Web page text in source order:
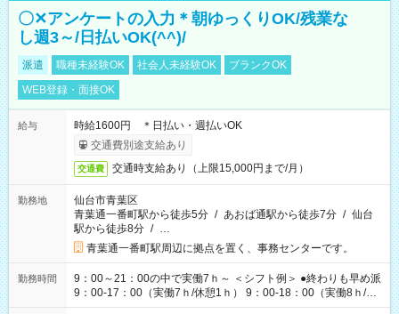
〇✕アンケートの入力＊朝ゆっくりOK/残業な
し週3～/日払いOK(^^)/
派遣 職種未経験OK 社会人未経験OK
ブランクOK
WEB登録・面接OK
給与
時給1600円 ＊日払い・週払いOK
交通費別途支給あり
交通費 交通時支給あり（上限15,000円まで/月）
勤務地
仙台市青葉区
青葉通一番町駅から徒歩5分 / あおば通駅から徒歩7分 / 仙台
駅から徒歩8分 / …
青葉通一番町駅周辺に拠点を置く、事務センターです。
勤務時間
9：00～21：00の中で実働7ｈ～ ＜シフト例＞ ●終わりも早め派
9：00-17：00（実働7ｈ/休憩1ｈ） 9：00-18：00（実働8ｈ/休
憩1ｈ） 10：00-19：00（実働8ｈ/休憩1ｈ） ●朝ゆっくり派